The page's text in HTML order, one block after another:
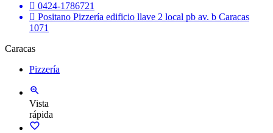
0424-1786721
Positano Pizzería edificio llave 2 local pb av. b Caracas
1071
Caracas
Pizzería
Vista
rápida